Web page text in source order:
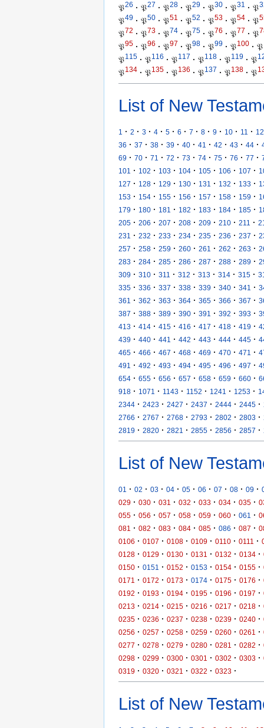
𝔓26 · 𝔓27 · 𝔓28 · 𝔓29 · 𝔓30 · 𝔓31 · 𝔓
𝔓49 · 𝔓50 · 𝔓51 · 𝔓52 · 𝔓53 · 𝔓54 · 𝔓
𝔓72 · 𝔓73 · 𝔓74 · 𝔓75 · 𝔓76 · 𝔓77 · 𝔓
𝔓95 · 𝔓96 · 𝔓97 · 𝔓98 · 𝔓99 · 𝔓100 · 𝔓
𝔓115 · 𝔓116 · 𝔓117 · 𝔓118 · 𝔓119 · 𝔓
𝔓134 · 𝔓135 · 𝔓136 · 𝔓137 · 𝔓138 · 𝔓
List of New
1 · 2 · 3 · 4 · 5 · 6 · 7 · 8 · 9 · 10 · 11 · 12
36 · 37 · 38 · 39 · 40 · 41 · 42 · 43 · 44 ·
69 · 70 · 71 · 72 · 73 · 74 · 75 · 76 · 77 ·
101
· 102 · 103 · 104 · 105 · 106 · 107 ·
127 · 128 · 129 · 130 · 131 · 132 · 133 ·
153 · 154 · 155 · 156 · 157 · 158 · 159 ·
179 · 180 · 181 · 182 · 183 · 184 · 185 ·
205 · 206 · 207 · 208 · 209 · 210 · 211 ·
231
· 232 · 233 · 234 · 235 · 236 · 237 ·
257 · 258 · 259 · 260 · 261 · 262 · 263 ·
283 · 284 · 285 · 286 · 287 · 288 · 289 ·
309 · 310 · 311 · 312 · 313 · 314 · 315 ·
335 · 336 · 337 · 338 · 339 · 340 · 341 ·
361
· 362 · 363 · 364 · 365 · 366 · 367 ·
387 · 388 · 389 · 390 · 391 · 392 · 393 ·
413 · 414 · 415 · 416 · 417 · 418 · 419 ·
439 · 440 · 441 · 442 · 443 · 444 · 445 ·
465 · 466 · 467 · 468 · 469 · 470 · 471 ·
491
· 492 · 493 · 494 · 495 · 496 · 497 ·
654 · 655 · 656 · 657 · 658 · 659 · 660 ·
918 · 1071 · 1143 · 1152 · 1241 · 1253 ·
2344 · 2423 · 2427 · 2437 · 2444 · 2445 ·
2766 · 2767 · 2768 · 2793 · 2802 · 2803 ·
2819 · 2820 · 2821 · 2855 · 2856 · 2857 ·
List of New
01 · 02 · 03 · 04 · 05 · 06 · 07 · 08 · 09 ·
029 · 030 · 031 · 032 · 033 · 034 · 035 ·
055 · 056 · 057 · 058 · 059 · 060 · 061 ·
081
· 082 · 083 · 084 · 085 · 086 · 087 ·
0106 · 0107 · 0108 · 0109 · 0110 · 0111 ·
0128 · 0129 · 0130 · 0131 · 0132 · 0134 ·
0150 · 0151 · 0152 · 0153 · 0154 · 0155 ·
0171
· 0172 · 0173 · 0174 · 0175 · 0176 ·
0192 · 0193 · 0194 · 0195 · 0196 · 0197 ·
0213 · 0214 · 0215 · 0216 · 0217 · 0218 ·
0235 · 0236 · 0237 · 0238 · 0239 · 0240 ·
0256 · 0257 · 0258 · 0259 · 0260 · 0261 ·
0277 · 0278 · 0279 · 0280 · 0281 · 0282 ·
0298 · 0299 · 0300 · 0301 · 0302 · 0303 ·
0319 · 0320 · 0321 · 0322 · 0323 ·
List of New